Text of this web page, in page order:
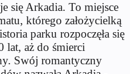
się Arkadia. To miejsce
którego założycielką
parku rozpoczęła się
lat, aż do śmierci
Swój romantyczny